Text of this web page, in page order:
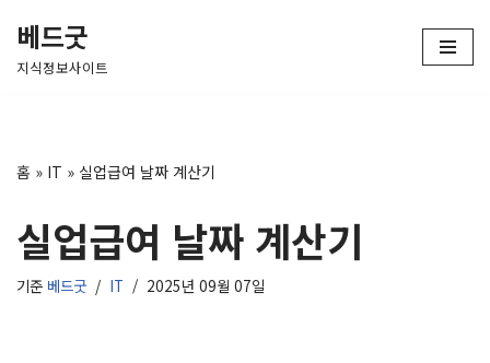
콘
건
기
베드굿
지식정보사이트
홈 » IT » 실업급여 날짜 계산기
실업급여 날짜 계산기
기준 베드굿 IT 2025년 09월 07일